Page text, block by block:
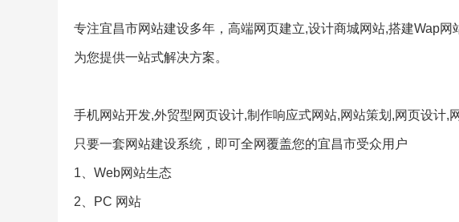
专注宜昌市网站建设多年，高端网页建立,设计商城网站,搭建Wap
为您提供一站式解决方案。
手机网站开发,外贸型网页设计,制作响应式网站,网站策划,网页设计,
只要一套网站建设系统，即可全网覆盖您的宜昌市受众用户
1、Web网站生态
2、PC 网站